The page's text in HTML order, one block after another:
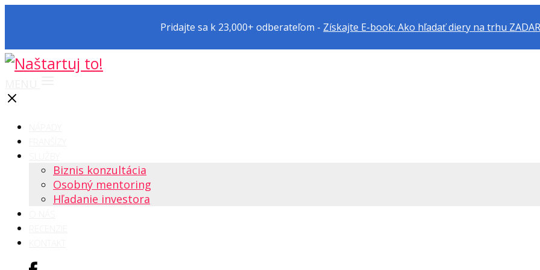
Pridajte sa k 23,000+ odberateľom - Získajte E-book: Ako hľadať diery na trhu
Biznis konzultácia
Osobný mentoring
Hľadanie investora